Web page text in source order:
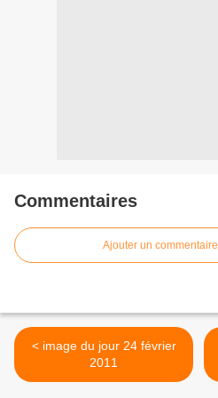
Commentaires
Ajouter un commentaire
< image du jour 24 février
2011